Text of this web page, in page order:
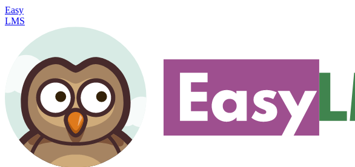
Easy
LMS